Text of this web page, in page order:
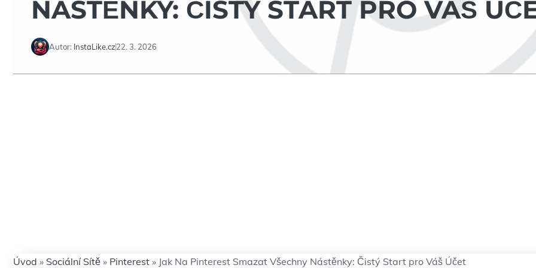
NÁSTĚNKY: ČISTÝ START PRO VÁŠ
Autor: InstaLike.cz22. 3. 2026
Úvod » Sociální Sítě » Pinterest » Jak Na Pinterest Smazat Všechny Nástěnky: Čistý Start pro Váš Účet